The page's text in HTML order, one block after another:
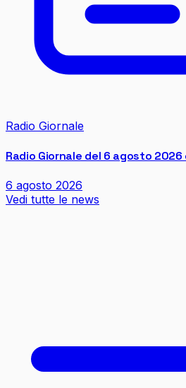
Radio Giornale
Radio Giornale del 6 agosto 2026
6 agosto 2026
Vedi tutte le news